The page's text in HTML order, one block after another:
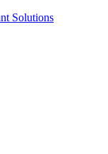
Solutions